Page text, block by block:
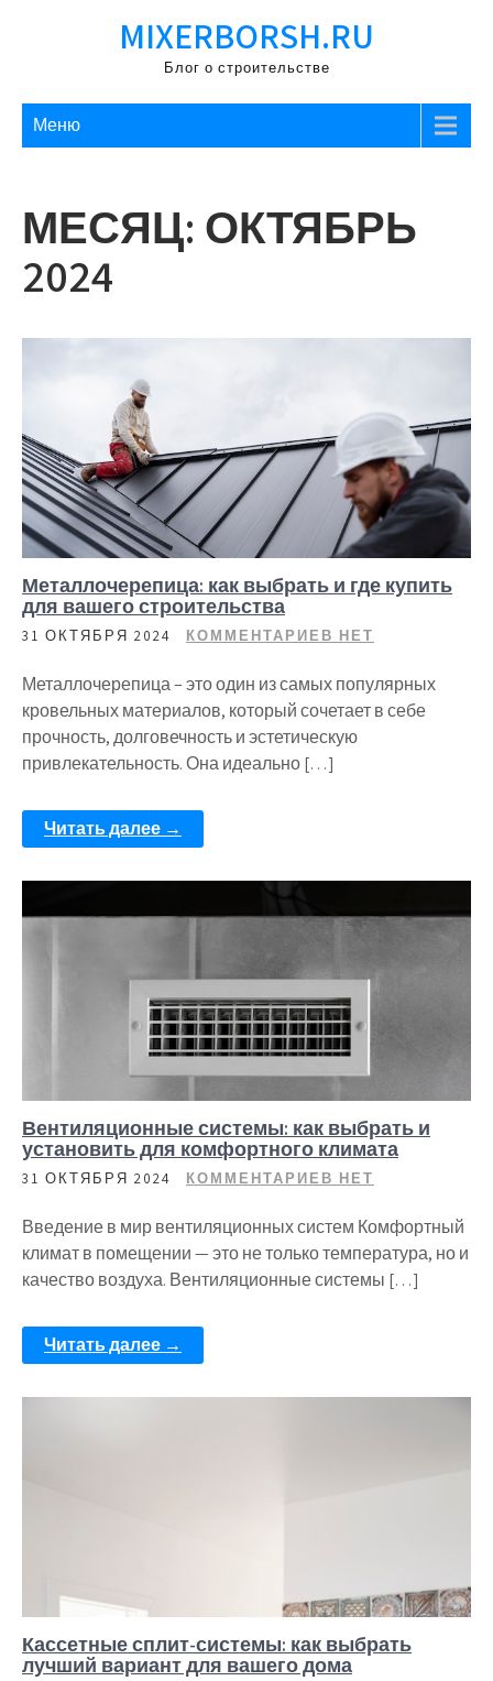
MIXERBORSH.RU
Блог о строительстве
Меню
МЕСЯЦ: ОКТЯБРЬ
2024
Металлочерепица: как выбрать и где купить
для вашего строительства
31 ОКТЯБРЯ 2024 КОММЕНТАРИЕВ НЕТ
Металлочерепица – это один из самых популярных
кровельных материалов, который сочетает в себе
прочность, долговечность и эстетическую
привлекательность. Она идеально […]
Читать далее →
Вентиляционные системы: как выбрать и
установить для комфортного климата
31 ОКТЯБРЯ 2024 КОММЕНТАРИЕВ НЕТ
Введение в мир вентиляционных систем Комфортный
климат в помещении — это не только температура, но и
качество воздуха. Вентиляционные системы […]
Читать далее →
Кассетные сплит-системы: как выбрать
лучший вариант для вашего дома